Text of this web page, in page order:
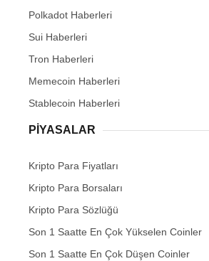
Polkadot Haberleri
Sui Haberleri
Tron Haberleri
Memecoin Haberleri
Stablecoin Haberleri
PIYASALAR
Kripto Para Fiyatları
Kripto Para Borsaları
Kripto Para Sözlüğü
Son 1 Saatte En Çok Yükselen Coinler
Son 1 Saatte En Çok Düşen Coinler